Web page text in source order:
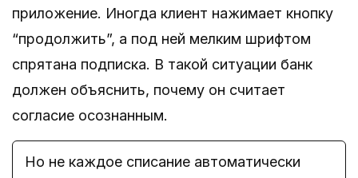
приложение. Иногда клиент нажимает кнопку
“продолжить”, а под ней мелким шрифтом
спрятана подписка. В такой ситуации банк
должен объяснить, почему он считает
согласие осознанным.
Но не каждое списание автоматически